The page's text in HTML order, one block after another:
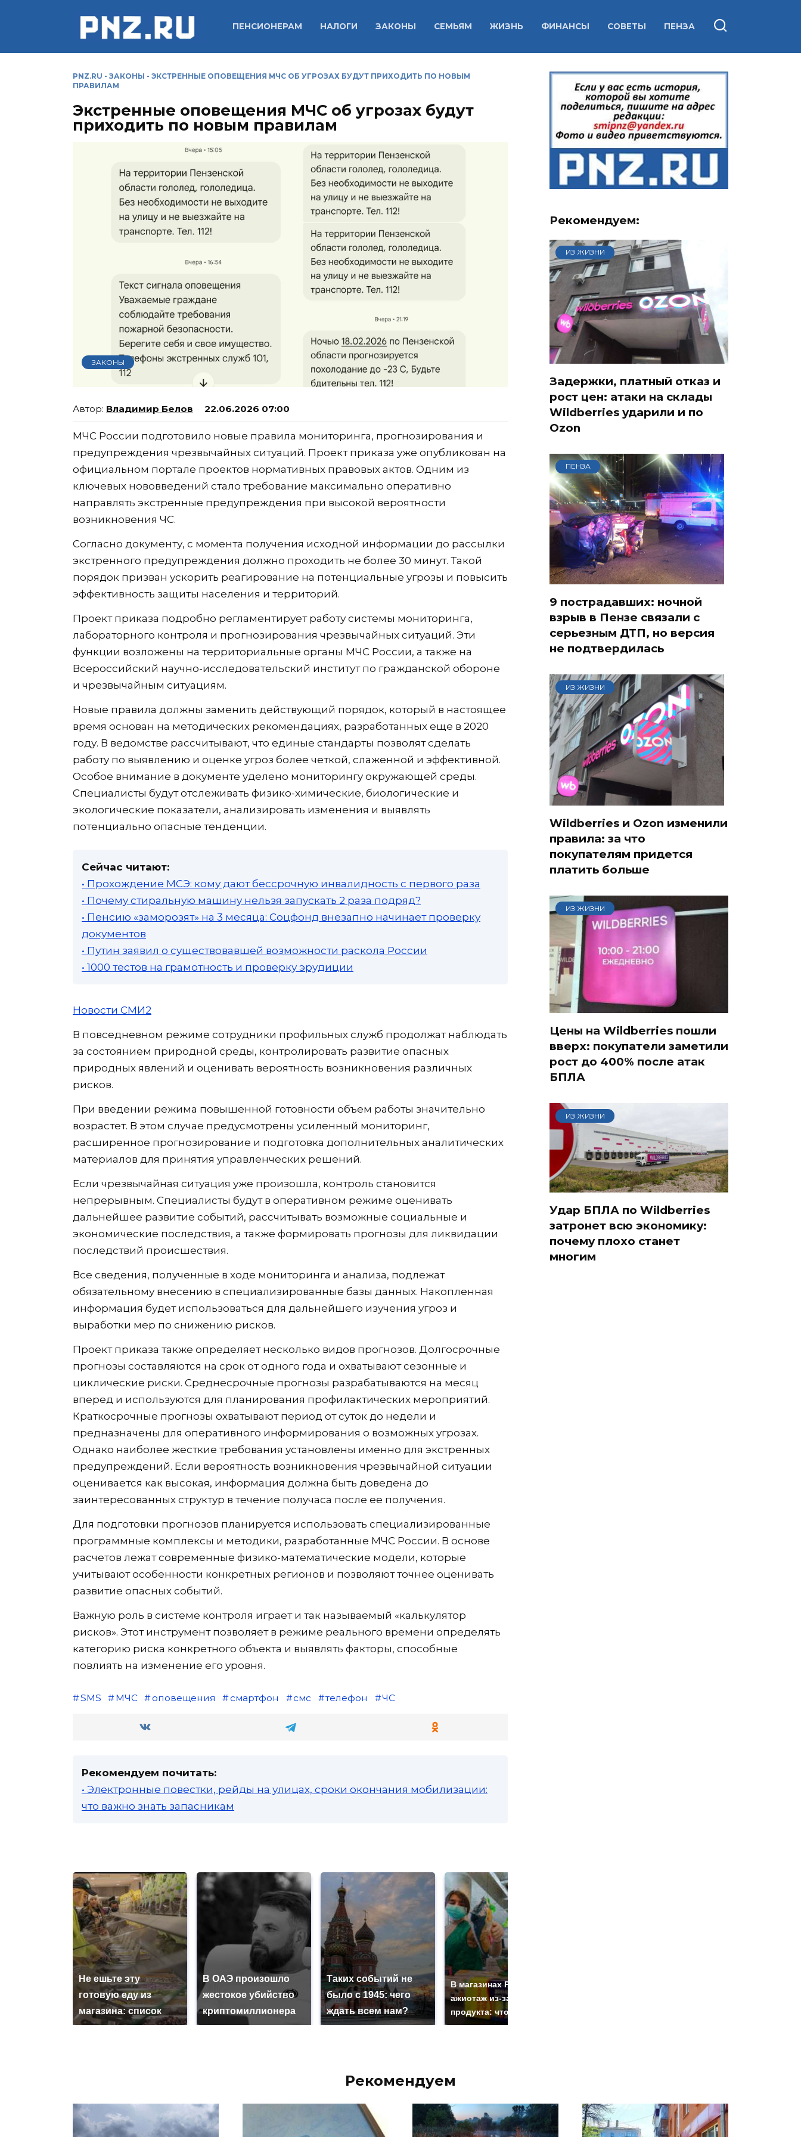
ПЕНСИОНЕРАМ НАЛОГИ ЗАКОНЫ СЕМЬЯМ ЖИЗНЬ ФИНАНСЫ СОВЕТЫ ПЕНЗА
PNZ.RU - ЗАКОНЫ - ЭКСТРЕННЫЕ ОПОВЕЩЕНИЯ МЧС ОБ УГРОЗАХ БУДУТ ПРИХОДИТЬ ПО НОВЫМ
ПРАВИЛАМ
Экстренные оповещения МЧС об угрозах будут
приходить по новым правилам
ЗАКОНЫ
Владимир Белов 22.06.2026 07:00
МЧС России подготовило новые правила мониторинга, прогнозирования и
предупреждения чрезвычайных ситуаций. Проект приказа уже опубликован на
официальном портале проектов нормативных правовых актов. Одним из
ключевых нововведений стало требование максимально оперативно
направлять экстренные предупреждения при высокой вероятности
возникновения ЧС.
Согласно документу, с момента получения исходной информации до рассылки
экстренного предупреждения должно проходить не более 30 минут. Такой
порядок призван ускорить реагирование на потенциальные угрозы и повысить
эффективность защиты населения и территорий.
Проект приказа подробно регламентирует работу системы мониторинга,
лабораторного контроля и прогнозирования чрезвычайных ситуаций. Эти
функции возложены на территориальные органы МЧС России, а также на
Всероссийский научно-исследовательский институт по гражданской обороне
и чрезвычайным ситуациям.
Новые правила должны заменить действующий порядок, который в настоящее
время основан на методических рекомендациях, разработанных еще в 2020
году. В ведомстве рассчитывают, что единые стандарты позволят сделать
работу по выявлению и оценке угроз более четкой, слаженной и эффективной.
Особое внимание в документе уделено мониторингу окружающей среды.
Специалисты будут отслеживать физико-химические, биологические и
экологические показатели, анализировать изменения и выявлять
потенциально опасные тенденции.
Сейчас читают:
• Прохождение МСЭ: кому дают бессрочную инвалидность с первого раза
• Почему стиральную машину нельзя запускать 2 раза подряд?
• Пенсию «заморозят» на 3 месяца: Соцфонд внезапно начинает проверку
документов
• Путин заявил о существовавшей возможности раскола России
• 1000 тестов на грамотность и проверку эрудиции
Новости СМИ2
В повседневном режиме сотрудники профильных служб продолжат наблюдать
за состоянием природной среды, контролировать развитие опасных
природных явлений и оценивать вероятность возникновения различных
рисков.
При введении режима повышенной готовности объем работы значительно
возрастет. В этом случае предусмотрены усиленный мониторинг,
расширенное прогнозирование и подготовка дополнительных аналитических
материалов для принятия управленческих решений.
Если чрезвычайная ситуация уже произошла, контроль становится
непрерывным. Специалисты будут в оперативном режиме оценивать
дальнейшее развитие событий, рассчитывать возможные социальные и
экономические последствия, а также формировать прогнозы для ликвидации
последствий происшествия.
Все сведения, полученные в ходе мониторинга и анализа, подлежат
обязательному внесению в специализированные базы данных. Накопленная
информация будет использоваться для дальнейшего изучения угроз и
выработки мер по снижению рисков.
Проект приказа также определяет несколько видов прогнозов. Долгосрочные
прогнозы составляются на срок от одного года и охватывают сезонные и
циклические риски. Среднесрочные прогнозы разрабатываются на месяц
вперед и используются для планирования профилактических мероприятий.
Краткосрочные прогнозы охватывают период от суток до недели и
предназначены для оперативного информирования о возможных угрозах.
Однако наиболее жесткие требования установлены именно для экстренных
предупреждений. Если вероятность возникновения чрезвычайной ситуации
оценивается как высокая, информация должна быть доведена до
заинтересованных структур в течение получаса после ее получения.
Для подготовки прогнозов планируется использовать специализированные
программные комплексы и методики, разработанные МЧС России. В основе
расчетов лежат современные физико-математические модели, которые
учитывают особенности конкретных регионов и позволяют точнее оценивать
развитие опасных событий.
Важную роль в системе контроля играет и так называемый «калькулятор
рисков». Этот инструмент позволяет в режиме реального времени определять
категорию риска конкретного объекта и выявлять факторы, способные
повлиять на изменение его уровня.
SMS МЧС оповещения смартфон смс телефон ЧС
Рекомендуем почитать:
• Электронные повестки, рейды на улицах, сроки окончания мобилизации:
что важно знать запасникам
Не ешьте эту
готовую еду из
магазина: список
В ОАЭ произошло
жестокое убийство
криптомиллионера
Таких событий не
было с 1945: чего
ждать всем нам?
В магазинах России
ажиотаж из-за этого
продукта: что купить?
Рекомендуем:
ИЗ ЖИЗНИ
Задержки, платный отказ и
рост цен: атаки на склады
Wildberries ударили и по
Ozon
ПЕНЗА
9 пострадавших: ночной
взрыв в Пензе связали с
серьезным ДТП, но версия
не подтвердилась
ИЗ ЖИЗНИ
Wildberries и Ozon изменили
правила: за что
покупателям придется
платить больше
ИЗ ЖИЗНИ
Цены на Wildberries пошли
вверх: покупатели заметили
рост до 400% после атак
БПЛА
ИЗ ЖИЗНИ
Удар БПЛА по Wildberries
затронет всю экономику:
почему плохо станет
многим
Рекомендуем